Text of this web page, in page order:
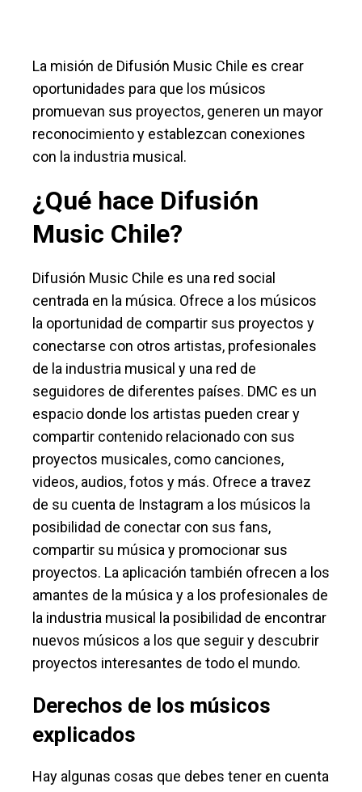
La misión de Difusión Music Chile es crear
oportunidades para que los músicos
promuevan sus proyectos, generen un mayor
reconocimiento y establezcan conexiones
con la industria musical.
¿Qué hace Difusión
Music Chile?
Difusión Music Chile es una red social
centrada en la música. Ofrece a los músicos
la oportunidad de compartir sus proyectos y
conectarse con otros artistas, profesionales
de la industria musical y una red de
seguidores de diferentes países. DMC es un
espacio donde los artistas pueden crear y
compartir contenido relacionado con sus
proyectos musicales, como canciones,
videos, audios, fotos y más. Ofrece a travez
de su cuenta de Instagram a los músicos la
posibilidad de conectar con sus fans,
compartir su música y promocionar sus
proyectos. La aplicación también ofrecen a los
amantes de la música y a los profesionales de
la industria musical la posibilidad de encontrar
nuevos músicos a los que seguir y descubrir
proyectos interesantes de todo el mundo.
Derechos de los músicos
explicados
Hay algunas cosas que debes tener en cuenta